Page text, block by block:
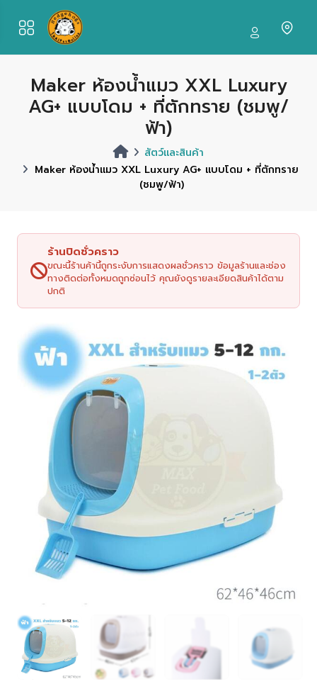
Maker ห้องน้ำแมว XXL Luxury
AG+ แบบโดม + ที่ตักทราย (ชมพู/
ฟ้า)
สัตว์และสินค้า
Maker ห้องน้ำแมว XXL Luxury AG+ แบบโดม + ที่ตักทราย
(ชมพู/ฟ้า)
ร้านปิดชั่วคราว
ขณะนี้ร้านค้านี้ถูกระงับการแสดงผลชั่วคราว ข้อมูลร้านและช่อง
ทางติดต่อทั้งหมดถูกซ่อนไว้ คุณยังดูรายละเอียดสินค้าได้ตาม
ปกติ